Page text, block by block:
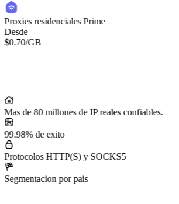
Proxies residenciales Prime
Desde
$0.70/GB
Mas de 80 millones de IP reales confiables.
99.98% de exito
Protocolos HTTP(S) y SOCKS5
Segmentacion por pais